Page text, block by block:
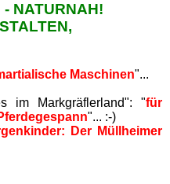
NATURNAH!
Maschinen"...
im Markgräflerland": "für
"... :-)
Der Müllheimer